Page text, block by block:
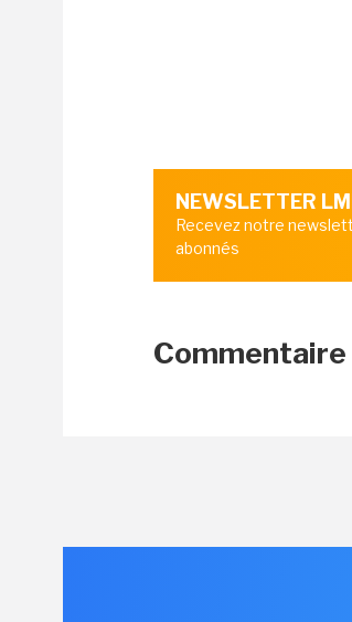
NEWSLETTER LMI
Recevez notre
abonnés
Commentaire